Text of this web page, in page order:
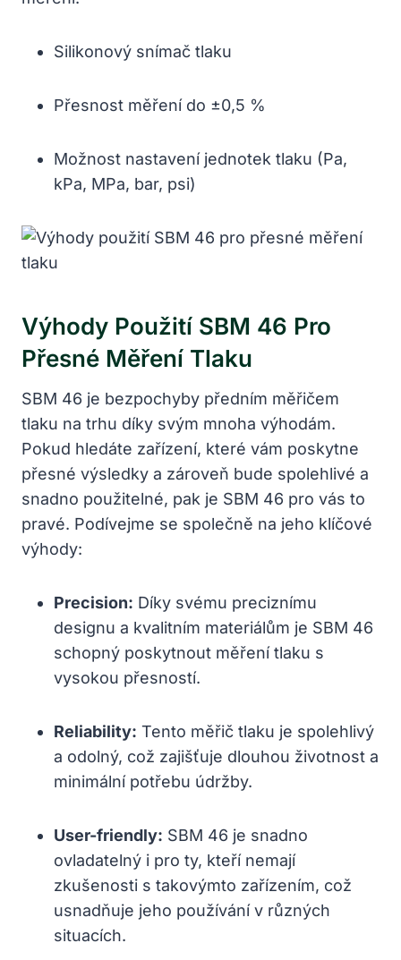
Silikonový snímač tlaku
Přesnost měření do ±0,5 %
Možnost nastavení jednotek tlaku (Pa,
kPa, MPa, bar, psi)
Výhody Použití SBM 46 Pro
Přesné Měření Tlaku
SBM 46 je bezpochyby předním měřičem
tlaku na trhu díky svým mnoha výhodám.
Pokud hledáte zařízení, které vám poskytne
přesné výsledky a zároveň bude spolehlivé a
snadno použitelné, pak je SBM 46 pro vás to
pravé. Podívejme se společně na jeho klíčové
výhody:
Precision: Díky svému preciznímu
designu a kvalitním materiálům je SBM 46
schopný poskytnout měření tlaku s
vysokou přesností.
Reliability: Tento měřič tlaku je spolehlivý
a odolný, což zajišťuje dlouhou životnost a
minimální potřebu údržby.
User-friendly: SBM 46 je snadno
ovladatelný i pro ty, kteří nemají
zkušenosti s takovýmto zařízením, což
usnadňuje jeho používání v různých
situacích.